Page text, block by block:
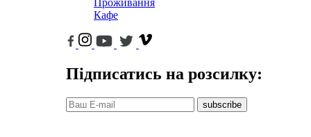
Проживання
Кафе
Підписатись на розсилку:
subscribe